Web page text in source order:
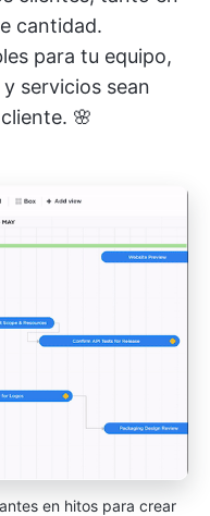
cantidad.
para tu equipo,
servicios sean
🌸
en hitos para crear